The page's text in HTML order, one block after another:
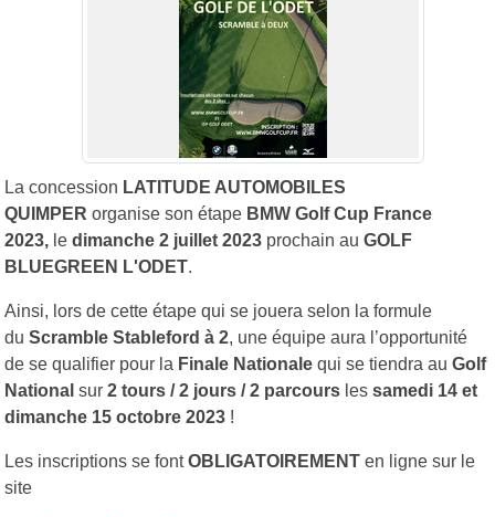
La concession LATITUDE AUTOMOBILES
QUIMPER organise son étape BMW Golf Cup France
2023, le dimanche 2 juillet 2023 prochain au GOLF
BLUEGREEN L'ODET.
Ainsi, lors de cette étape qui se jouera selon la formule
du Scramble Stableford à 2, une équipe aura l’opportunité
de se qualifier pour la Finale Nationale qui se tiendra au Golf
National sur 2 tours / 2 jours / 2 parcours les samedi 14 et
dimanche 15 octobre 2023 !
Les inscriptions se fontOBLIGATOIREMENT en ligne sur le
site